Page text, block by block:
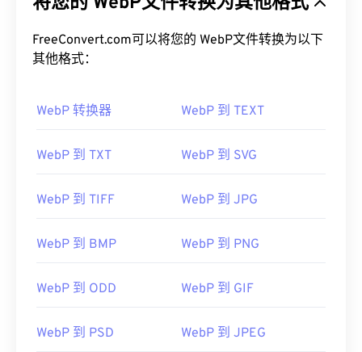
FreeConvert.com可以将您的 WebP文件转换为以下
其他格式：
WebP 转换器 WebP 到 TEXT
WebP 到 TXT WebP 到 SVG
WebP 到 TIFF WebP 到 JPG
WebP 到 BMP WebP 到 PNG
WebP 到 ODD WebP 到 GIF
WebP 到 PSD WebP 到 JPEG